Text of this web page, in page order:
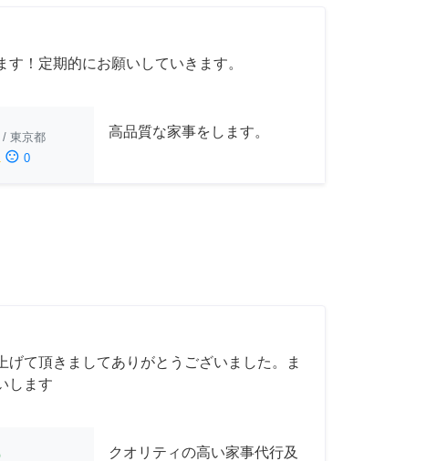
す！定期的にお願いしていきます。
/ 東京都
sentiment_dissatisfied 0
高品質な家事をします。
げて頂きましてありがとうございました。ま
します
クオリティの高い家事代行及